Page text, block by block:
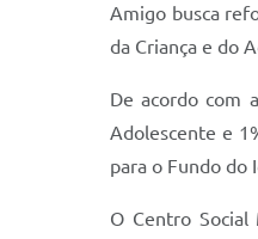
Amigo busca
da Criança e do
De acordo com
Adolescente e
para o Fundo do
O Centro